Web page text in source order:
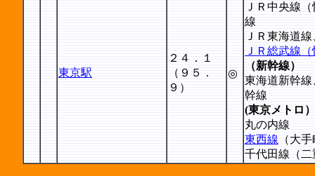
東京駅
２４．１
（９５．
９）
◎
ＪＲ中央線
線
ＪＲ東海道
ＪＲ総武線
（新幹線）
東海道新幹
幹線
(東京メトロ）
丸の内線
東西線 （大
千代田線（